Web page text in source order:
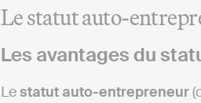
Le statut
Les avantages du
Lestatut auto-entrepreneur